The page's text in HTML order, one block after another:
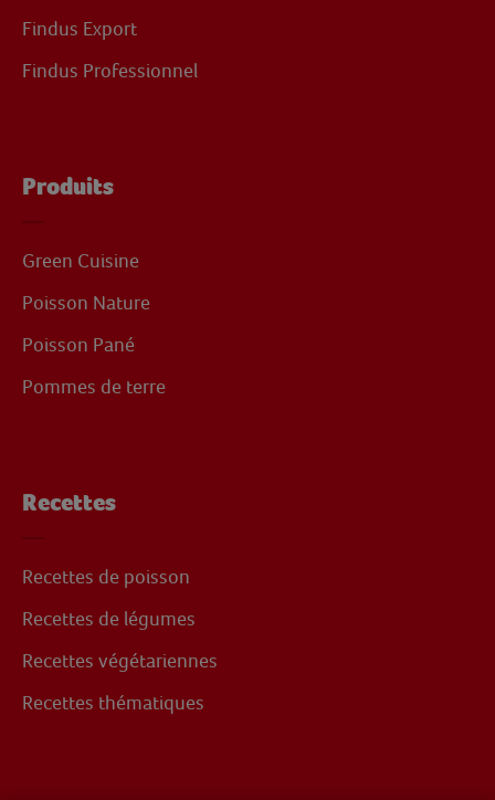
Findus Export
Findus Professionnel
Produits
Green Cuisine
Poisson Nature
Poisson Pané
Pommes de terre
Recettes
Recettes de poisson
Recettes de légumes
Recettes végétariennes
Recettes thématiques